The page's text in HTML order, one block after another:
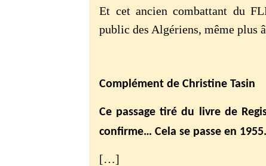
Et cet ancien combattant du
public des Algériens, même plus
Complément de Christine Tasin
Ce passage tiré du livre de
confirme… Cela se passe en 1955.
[…]